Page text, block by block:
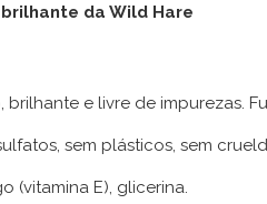
da Wild Hare
e livre de impurezas.
sem plásticos, sem
(vitamina E), glicerina.